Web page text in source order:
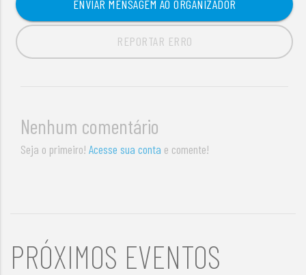
ENVIAR MENSAGEM AO ORGANIZADOR
REPORTAR ERRO
Nenhum comentário
Seja o primeiro!Acesse sua conta e comente!
PRÓXIMOS EVENTOS